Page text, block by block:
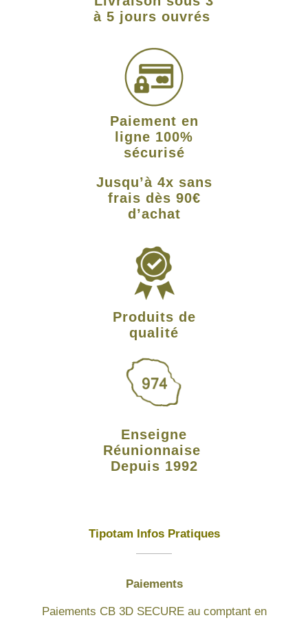
à 5 jours ouvrés
Paiement en
ligne 100%
sécurisé
Jusqu’à 4x sans
frais dès 90€
d’achat
Produits de
qualité
Enseigne
Réunionnaise
Depuis 1992
Tipotam Infos Pratiques
Paiements
Paiements CB 3D SECURE au comptant en